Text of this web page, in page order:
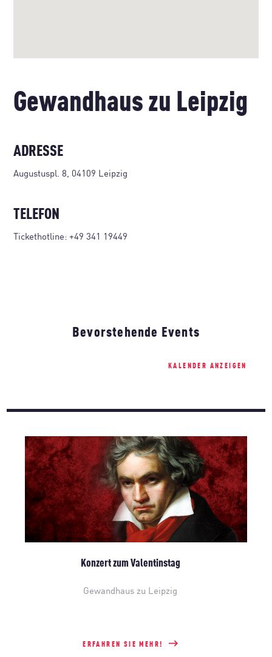
Gewandhaus zu Leipzig
ADRESSE
Augustuspl. 8, 04109 Leipzig
TELEFON
Tickethotline: +49 341 19449
Bevorstehende Events
KALENDER ANZEIGEN
Konzert zum Valentinstag
Gewandhaus zu Leipzig
ERFAHREN SIE MEHR!